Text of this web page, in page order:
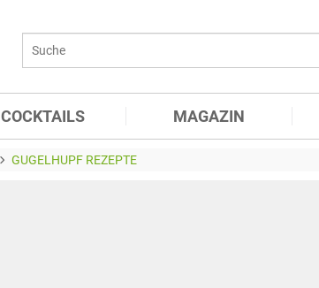
COCKTAILS MAGAZIN
GUGELHUPF REZEPTE